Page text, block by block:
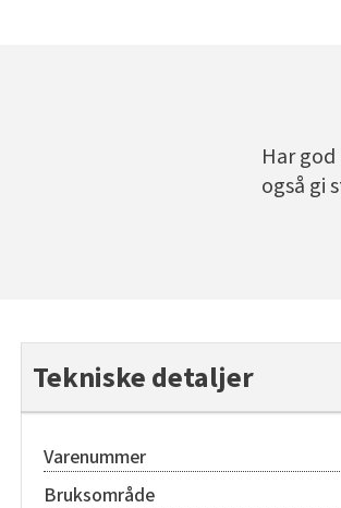
Har
også gi
Tekniske detaljer
Varenummer
Bruksområde